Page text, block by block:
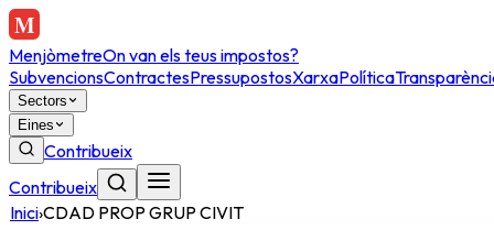
MenjòmetreOn van els teus impostos?
SubvencionsContractesPressupostosXarxaPolítica
Sectors
Eines
Contribueix
Contribueix
Inici›CDAD PROP GRUP CIVIT